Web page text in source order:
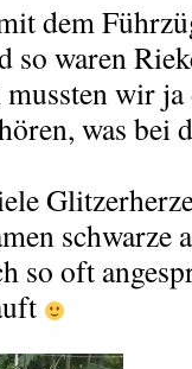
dem
waren
wir ja
was bei
so oft